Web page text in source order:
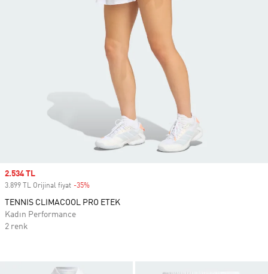
Sale price
2.534 TL
3.899 TL Orijinal fiyat -35%
TENNIS CLIMACOOL PRO ETEK
Kadın Performance
2 renk